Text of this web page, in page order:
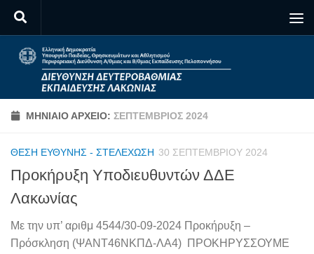
Skip to content
ΜΗΝΙΑΊΟ ΑΡΧΕΊΟ: ΣΕΠΤΈΜΒΡΙΟΣ 2024
ΘΈΣΗ ΕΥΘΎΝΗΣ - ΣΤΕΛΈΧΩΣΗ 30 ΣΕΠΤΕΜΒΡΊΟΥ 2024
Προκήρυξη Υποδιευθυντών ΔΔΕ
Λακωνίας
Με την υπ’ αριθμ 4544/30-09-2024 Προκήρυξη –
Πρόσκληση (ΨΑΝΤ46ΝΚΠΔ-ΛΑ4) ΠΡΟΚΗΡΥΣΣΟΥΜΕ